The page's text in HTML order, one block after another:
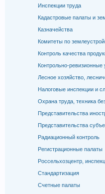
Инспекции труда
Кадастровые палаты и
Казначейства
Комитеты по
Контроль качества
Контрольно-ревизионные
Лесное хозяйство,
Налоговые инспекции и
Охрана труда, техника
Представительства
Представительства
Радиационный контроль
Регистрационные палаты
Россельхозцентр,
Стандартизация
Счетные палаты